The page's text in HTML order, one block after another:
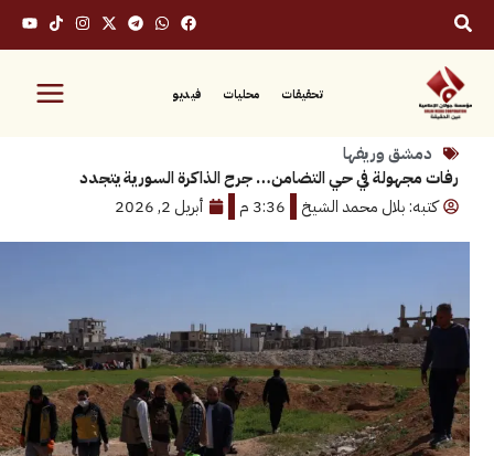
محليات فيديو
وريفها
في حي التضامن… جرح الذاكرة السورية يتجدد
بلال محمد الشيخ
3:36 م أبريل 2, 2026